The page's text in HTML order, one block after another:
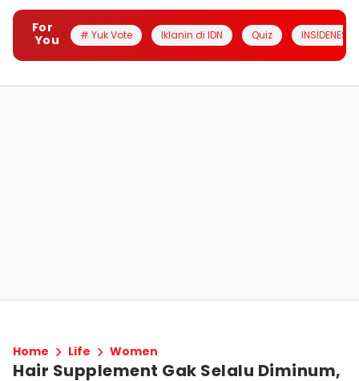
For
You
# Yuk Vote Iklanin di IDN Quiz INSIDENESIA
Home Life Women
Hair Supplement Gak Selalu Diminum,